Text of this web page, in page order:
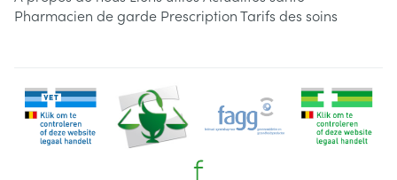
Pharmacien de garde PrescriptionTarifs des soins